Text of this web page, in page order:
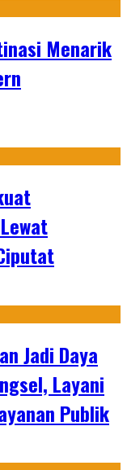
Menarik
Jadi Daya
Layani
Publik